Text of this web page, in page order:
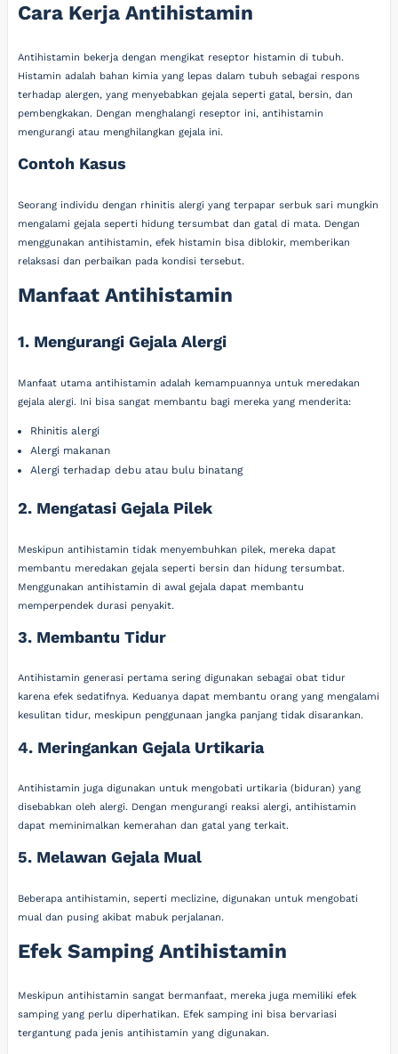
Cara Kerja Antihistamin
Antihistamin bekerja dengan mengikat reseptor histamin di tubuh.
Histamin adalah bahan kimia yang lepas dalam tubuh sebagai respons
terhadap alergen, yang menyebabkan gejala seperti gatal, bersin, dan
pembengkakan. Dengan menghalangi reseptor ini, antihistamin
mengurangi atau menghilangkan gejala ini.
Contoh Kasus
Seorang individu dengan rhinitis alergi yang terpapar serbuk sari mungkin
mengalami gejala seperti hidung tersumbat dan gatal di mata. Dengan
menggunakan antihistamin, efek histamin bisa diblokir, memberikan
relaksasi dan perbaikan pada kondisi tersebut.
Manfaat Antihistamin
1. Mengurangi Gejala Alergi
Manfaat utama antihistamin adalah kemampuannya untuk meredakan
gejala alergi. Ini bisa sangat membantu bagi mereka yang menderita:
Rhinitis alergi
Alergi makanan
Alergi terhadap debu atau bulu binatang
2. Mengatasi Gejala Pilek
Meskipun antihistamin tidak menyembuhkan pilek, mereka dapat
membantu meredakan gejala seperti bersin dan hidung tersumbat.
Menggunakan antihistamin di awal gejala dapat membantu
memperpendek durasi penyakit.
3. Membantu Tidur
Antihistamin generasi pertama sering digunakan sebagai obat tidur
karena efek sedatifnya. Keduanya dapat membantu orang yang mengalami
kesulitan tidur, meskipun penggunaan jangka panjang tidak disarankan.
4. Meringankan Gejala Urtikaria
Antihistamin juga digunakan untuk mengobati urtikaria (biduran) yang
disebabkan oleh alergi. Dengan mengurangi reaksi alergi, antihistamin
dapat meminimalkan kemerahan dan gatal yang terkait.
5. Melawan Gejala Mual
Beberapa antihistamin, seperti meclizine, digunakan untuk mengobati
mual dan pusing akibat mabuk perjalanan.
Efek Samping Antihistamin
Meskipun antihistamin sangat bermanfaat, mereka juga memiliki efek
samping yang perlu diperhatikan. Efek samping ini bisa bervariasi
tergantung pada jenis antihistamin yang digunakan.